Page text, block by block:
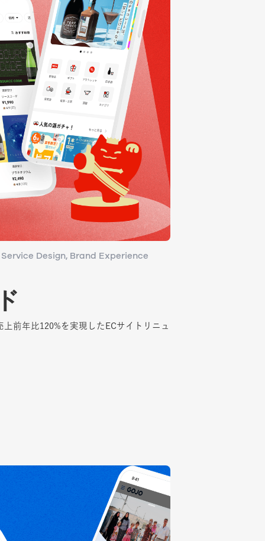
Design
Brand Experience
上前年比120%を実現したECサイトリニュ
Design
Brand Experience
上前年比120%を実現したECサイトリニュ